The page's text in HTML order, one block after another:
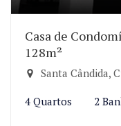
Casa de
128m²
Santa Cândida,
4 Quartos 2